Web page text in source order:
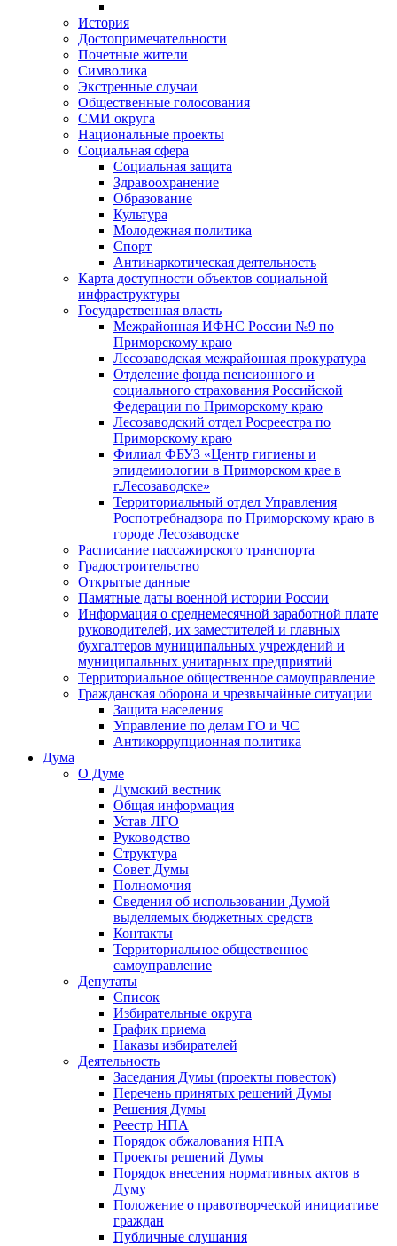
История
Достопримечательности
Почетные жители
Символика
Экстренные случаи
Общественные голосования
СМИ округа
Национальные проекты
Социальная сфера
Социальная защита
Здравоохранение
Образование
Культура
Молодежная политика
Спорт
Антинаркотическая деятельность
Карта доступности объектов социальной
инфраструктуры
Государственная власть
Межрайонная ИФНС России №9 по
Приморскому краю
Лесозаводская межрайонная прокуратура
Отделение фонда пенсионного и
социального страхования Российской
Федерации по Приморскому краю
Лесозаводский отдел Росреестра по
Приморскому краю
Филиал ФБУЗ «Центр гигиены и
эпидемиологии в Приморском крае в
г.Лесозаводске»
Территориальный отдел Управления
Роспотребнадзора по Приморскому краю в
городе Лесозаводске
Расписание пассажирского транспорта
Градостроительство
Открытые данные
Памятные даты военной истории России
Информация о среднемесячной заработной плате
руководителей, их заместителей и главных
бухгалтеров муниципальных учреждений и
муниципальных унитарных предприятий
Территориальное общественное самоуправление
Гражданская оборона и чрезвычайные ситуации
Защита населения
Управление по делам ГО и ЧС
Антикоррупционная политика
Дума
О Думе
Думский вестник
Общая информация
Устав ЛГО
Руководство
Структура
Совет Думы
Полномочия
Сведения об использовании Думой
выделяемых бюджетных средств
Контакты
Территориальное общественное
самоуправление
Депутаты
Список
Избирательные округа
График приема
Наказы избирателей
Деятельность
Заседания Думы (проекты повесток)
Перечень принятых решений Думы
Решения Думы
Реестр НПА
Порядок обжалования НПА
Проекты решений Думы
Порядок внесения нормативных актов в
Думу
Положение о правотворческой инициативе
граждан
Публичные слушания